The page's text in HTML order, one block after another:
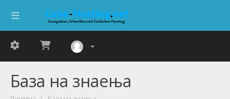
База на знаења